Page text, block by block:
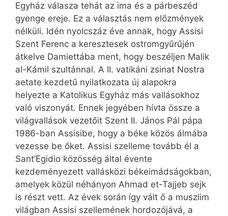
Egyház válasza tehát az ima és a párbeszéd
gyenge ereje. Ez a választás nem előzmények
nélküli. Idén nyolcszáz éve annak, hogy Assisi
Szent Ferenc a keresztesek ostromgyűrűjén
átkelve Damiettába ment, hogy beszéljen Malik
al-Kámil szultánnal. A II. vatikáni zsinat Nostra
aetate kezdetű nyilatkozata új alapokra
helyezte a Katolikus Egyház más vallásokhoz
való viszonyát. Ennek jegyében hívta össze a
világvallások vezetőit Szent II. János Pál pápa
1986-ban Assisibe, hogy a béke közös álmába
vezesse be őket. Assisi szelleme tovább él a
Sant’Egidio közösség által évente
kezdeményezett vallásközi békeimádságokban,
amelyek közül néhányon Ahmad et-Tajjeb sejk
is részt vett. Az évek során így vált ő a muszlim
világban Assisi szellemének hordozójává, a